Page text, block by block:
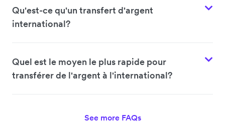
Qu'est-ce qu'un transfert d'argent
international?
Quel est le moyen le plus rapide pour
transférer de l'argent à l'international?
See more FAQs